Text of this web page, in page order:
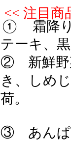
<< 注目商
① 霜降り
テーキ、
② 新鮮野
き、しめ
荷。
③ あんぱ